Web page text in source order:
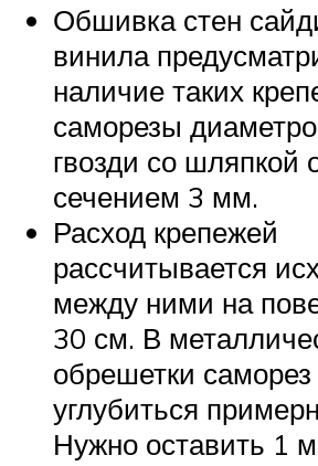
Обшивка стен
винила
наличие таких
саморезы
гвозди со шляпкой
сечением 3 мм.
Расход крепежей
рассчитывается
между ними на
30 см. В
обрешетки
углубиться
Нужно оставить 1